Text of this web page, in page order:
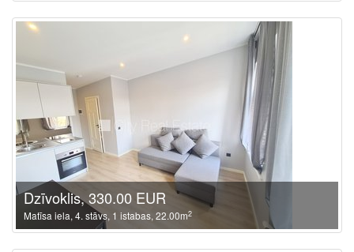
Dzīvoklis, 330.00 EUR
Matīsa iela, 4. stāvs, 1 istabas, 22.00m2